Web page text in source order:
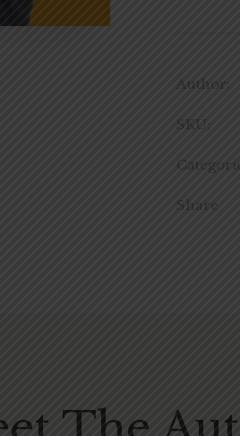
Author:
SKU:
Share